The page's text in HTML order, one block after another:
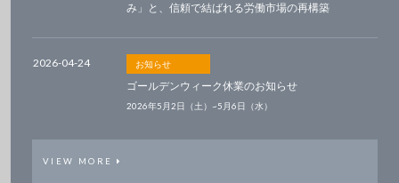
み」と、信頼で結ばれる労働市場の再構築
2026-04-24 お知らせ
ゴールデンウィーク休業のお知らせ
2026年5月2日（土）~5月6日（水）
VIEW MORE